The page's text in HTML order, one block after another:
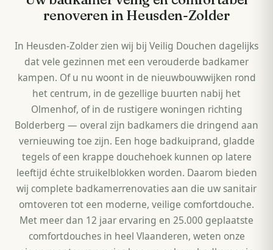
renoveren in Heusden-Zolder
In Heusden-Zolder zien wij bij Veilig Douchen dagelijks
dat vele gezinnen met een verouderde badkamer
kampen. Of u nu woont in de nieuwbouwwijken rond
het centrum, in de gezellige buurten nabij het
Olmenhof, of in de rustigere woningen richting
Bolderberg — overal zijn badkamers die dringend aan
vernieuwing toe zijn. Een hoge badkuiprand, gladde
tegels of een krappe douchehoek kunnen op latere
leeftijd échte struikelblokken worden. Daarom bieden
wij complete badkamerrenovaties aan die uw sanitair
omtoveren tot een moderne, veilige comfortdouche.
Met meer dan 12 jaar ervaring en 25.000 geplaatste
comfortdouches in heel Vlaanderen, weten onze